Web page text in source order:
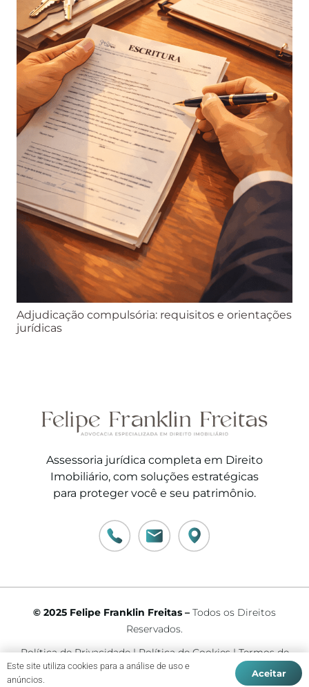
Adjudicação compulsória: requisitos e orientações
jurídicas
Assessoria jurídica completa em Direito
Imobiliário, com soluções estratégicas
para proteger você e seu patrimônio.
© 2025 Felipe Franklin Freitas – Todos os Direitos
Reservados.
Política de Privacidade|Política de Cookies|Termos de
Uso
Este site utiliza cookies para a análise de uso e
anúncios.
Aceitar